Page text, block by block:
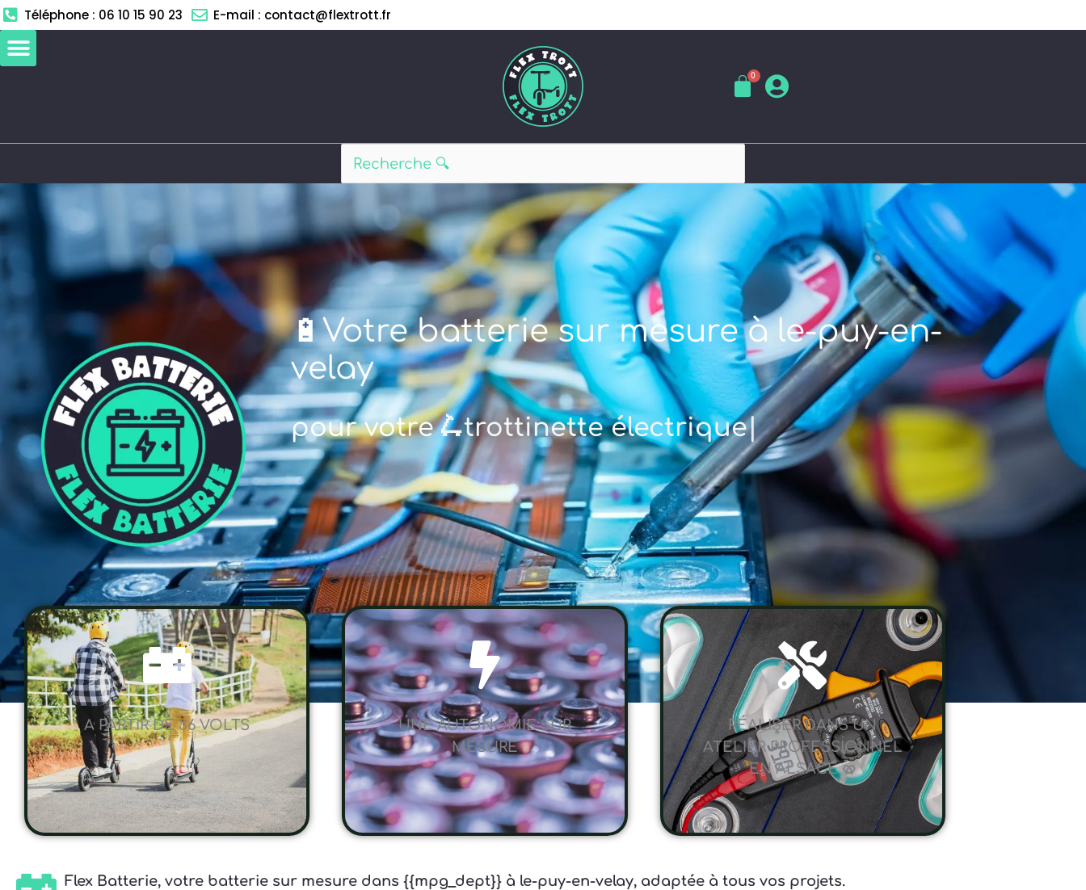
Aller
au
contenu
Téléphone : 06 10 15 90 23 E-mail : contact@flextrott.fr
🔋Votre batterie sur mesure à le-puy-en-
velay
pour votre🚲 vélo
A PARTIR DE 36 VOLTS
UNE AUTONOMIE SUR
MESURE
RÉALISER DANS UN
ATELIER PROFESSIONNEL
EN ALSACE 🥨
Flex Batterie, votre batterie sur mesure dans {{mpg_dept}} à le-puy-en-velay, adaptée à tous vos projets.